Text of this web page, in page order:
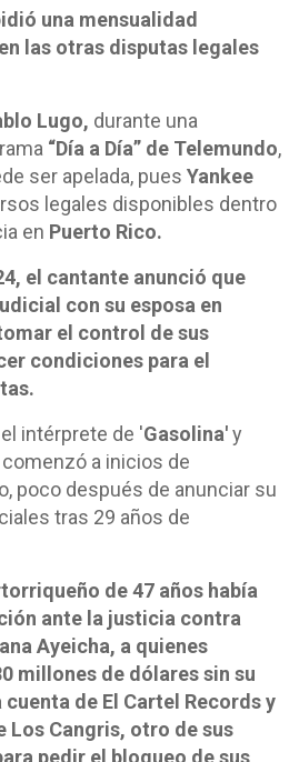
una mensualidad
las otras disputas legales
Lugo, durante una
“Día a Día” de Telemundo,
ser apelada, pues Yankee
legales disponibles dentro
en Puerto Rico.
el cantante anunció que
con su esposa en
el control de sus
condiciones para el
intérprete de 'Gasolina'y
a inicios de
poco después de anunciar su
tras 29 años de
de 47 años había
ante la justicia contra
Ayeicha, a quienes
millones de dólares sin su
de El Cartel Records y
Los Cangris, otro de sus
pedir el bloqueo de sus